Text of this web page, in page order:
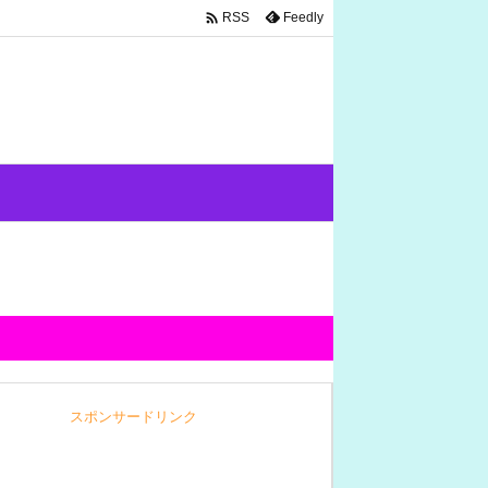
 RSS Feedly
スポンサードリンク